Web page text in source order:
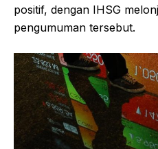
positif, dengan IHSG
pengumuman tersebut.